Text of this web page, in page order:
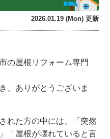
2026.01.19 (Mon) 更新
の屋根リフォーム専門
、ありがとうございま
れた方の中には、「突然
「屋根が壊れていると言